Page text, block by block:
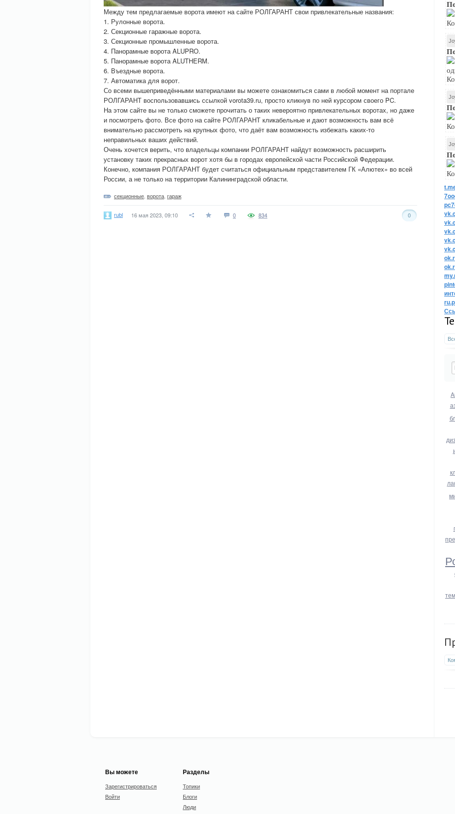
Между тем предлагаемые ворота имеют на сайте РОЛГАРАНТ свои привлекательные названия:
1. Рулонные ворота.
2. Секционные гаражные ворота.
3. Секционные промышленные ворота.
4. Панорамные ворота ALUPRO.
5. Панорамные ворота ALUTHERM.
6. Въездные ворота.
7. Автоматика для ворот.
Со всеми вышеприведёнными материалами вы можете ознакомиться сами в любой момент на портале
РОЛГАРАНТ воспользовавшись ссылкой vorota39.ru, просто кликнув по ней курсором своего PC.
На этом сайте вы не только сможете прочитать о таких невероятно привлекательных воротах, но даже
и посмотреть фото. Все фото на сайте РОЛГАРАНТ кликабельные и дают возможность вам всё
внимательно рассмотреть на крупных фото, что даёт вам возможность избежать каких-то
неправильных ваших действий.
Очень хочется верить, что владельцы компании РОЛГАРАНТ найдут возможность расширить
установку таких прекрасных ворот хотя бы в городах европейской части Российской Федерации.
Конечно, компания РОЛГАРАНТ будет считаться официальным представителем ГК «Алютех» во всей
России, а не только на территории Калининградской области.
секционные ворота гараж
rubl 16 мая 2023, 09:10 0 0
834
Вы можете
Зарегистрироваться
Войти
Разделы
Топики
Блоги
Люди